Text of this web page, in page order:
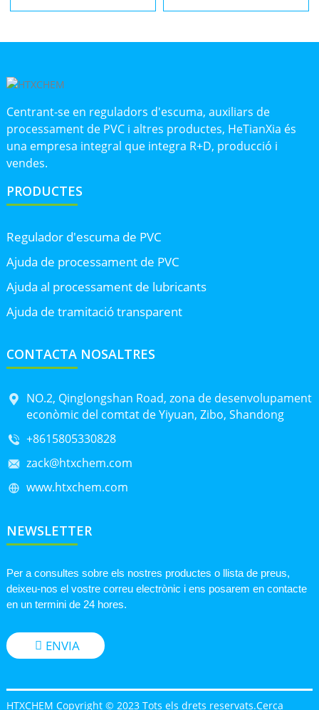
Centrant-se en reguladors d'escuma, auxiliars de
processament de PVC i altres productes, HeTianXia és
una empresa integral que integra R+D, producció i
vendes.
PRODUCTES
Regulador d'escuma de PVC
Ajuda de processament de PVC
Ajuda al processament de lubricants
Ajuda de tramitació transparent
CONTACTA NOSALTRES
NO.2, Qinglongshan Road, zona de desenvolupament
econòmic del comtat de Yiyuan, Zibo, Shandong
+8615805330828
zack@htxchem.com
www.htxchem.com
NEWSLETTER
Per a consultes sobre els nostres productes o llista de preus,
deixeu-nos el vostre correu electrònic i ens posarem en contacte
en un termini de 24 hores.
ENVIA
HTXCHEM Copyright © 2023 Tots els drets reservats.Cerca